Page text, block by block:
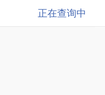
正在查询中